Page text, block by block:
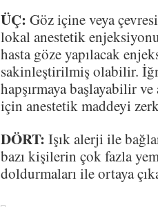
ÜÇ: Göz içine veya
lokal anestetik
hasta göze yapılacak
sakinleştirilmiş olabilir.
hapşırmaya başlayabilir
için anestetik maddeyi
DÖRT: Işık alerji ile
bazı kişilerin çok fazla
doldurmaları ile ortaya